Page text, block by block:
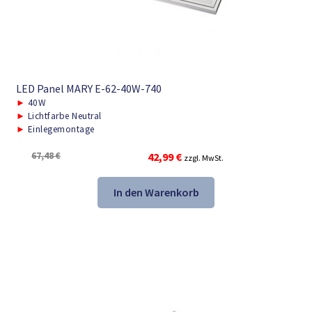
LED Panel MARY E-62-40W-740
► 40W
► Lichtfarbe Neutral
► Einlegemontage
67,48€
Ursprünglicher
war:
67,48 €
42,99€Aktueller
ist:
42,99 €.
zzgl. MwSt.
In den Warenkorb